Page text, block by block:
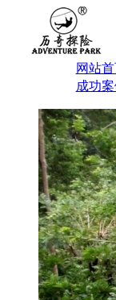
网站
成功案